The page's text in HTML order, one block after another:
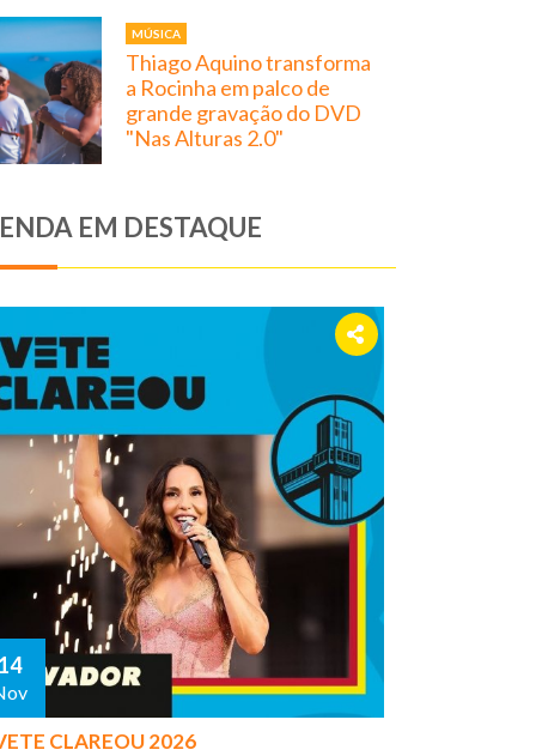
MÚSICA
Thiago Aquino transforma
a Rocinha em palco de
grande gravação do DVD
"Nas Alturas 2.0"
EM DESTAQUE
CLAREOU 2026